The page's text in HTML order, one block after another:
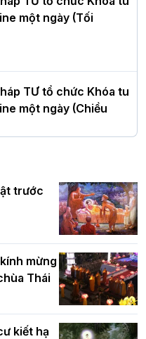
suy
tỉnh
Đề trang
–
TP.
hành,
một ngày (Tối
TƯ tổ chức Khóa tu
một ngày (Chiều
TƯ tổ chức Khóa tu
một ngày (Sáng
nước của Phật giáo
trước
mừng
Thái
kiết hạ